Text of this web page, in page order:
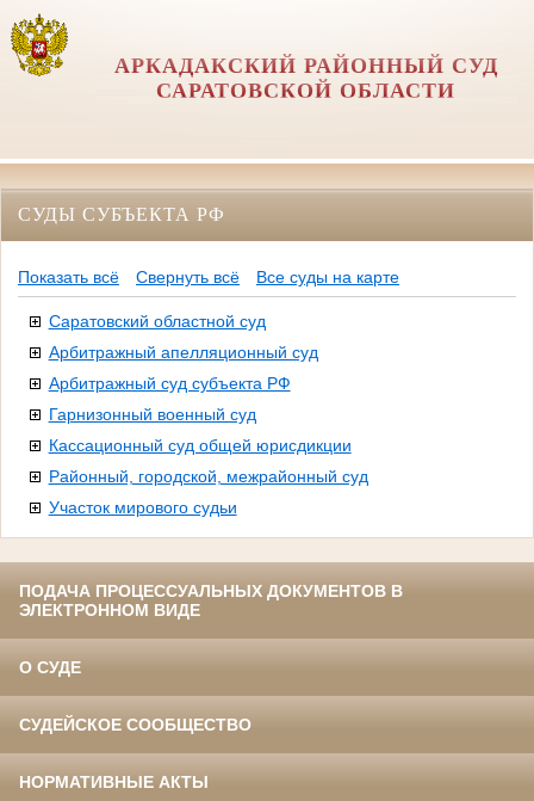
АРКАДАКСКИЙ РАЙОННЫЙ СУД
САРАТОВСКОЙ ОБЛАСТИ
СУДЫ СУБЪЕКТА РФ
Показать всё Свернуть всё Все суды на карте
Саратовский областной суд
Арбитражный апелляционный суд
Арбитражный суд субъекта РФ
Гарнизонный военный суд
Кассационный суд общей юрисдикции
Районный, городской, межрайонный суд
Участок мирового судьи
ПОДАЧА ПРОЦЕССУАЛЬНЫХ ДОКУМЕНТОВ В
ЭЛЕКТРОННОМ ВИДЕ
О СУДЕ
СУДЕЙСКОЕ СООБЩЕСТВО
НОРМАТИВНЫЕ АКТЫ